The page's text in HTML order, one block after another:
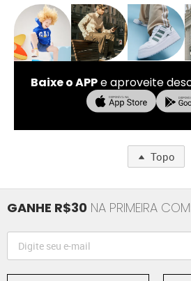
Baixe o APPe aproveite
Topo
GANHE R$30 NA PRIMEIRA